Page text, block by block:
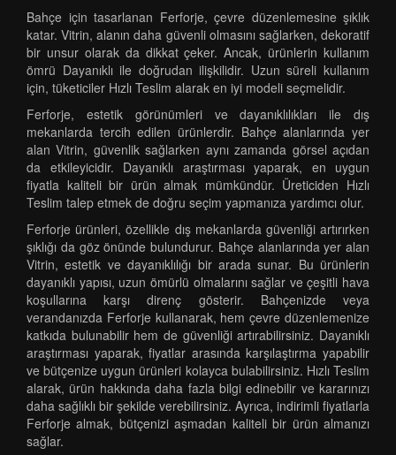
Bahçe için tasarlanan Ferforje, çevre düzenlemesine şıklık
katar. Vitrin, alanın daha güvenli olmasını sağlarken, dekoratif
bir unsur olarak da dikkat çeker. Ancak, ürünlerin kullanım
ömrü Dayanıklı ile doğrudan ilişkilidir. Uzun süreli kullanım
için, tüketiciler Hızlı Teslim alarak en iyi modeli seçmelidir.
Ferforje, estetik görünümleri ve dayanıklılıkları ile dış
mekanlarda tercih edilen ürünlerdir. Bahçe alanlarında yer
alan Vitrin, güvenlik sağlarken aynı zamanda görsel açıdan
da etkileyicidir. Dayanıklı araştırması yaparak, en uygun
fiyatla kaliteli bir ürün almak mümkündür. Üreticiden Hızlı
Teslim talep etmek de doğru seçim yapmanıza yardımcı olur.
Ferforje ürünleri, özellikle dış mekanlarda güvenliği artırırken
şıklığı da göz önünde bulundurur. Bahçe alanlarında yer alan
Vitrin, estetik ve dayanıklılığı bir arada sunar. Bu ürünlerin
dayanıklı yapısı, uzun ömürlü olmalarını sağlar ve çeşitli hava
koşullarına karşı direnç gösterir. Bahçenizde veya
verandanızda Ferforje kullanarak, hem çevre düzenlemenize
katkıda bulunabilir hem de güvenliği artırabilirsiniz. Dayanıklı
araştırması yaparak, fiyatlar arasında karşılaştırma yapabilir
ve bütçenize uygun ürünleri kolayca bulabilirsiniz. Hızlı Teslim
alarak, ürün hakkında daha fazla bilgi edinebilir ve kararınızı
daha sağlıklı bir şekilde verebilirsiniz. Ayrıca, indirimli fiyatlarla
Ferforje almak, bütçenizi aşmadan kaliteli bir ürün almanızı
sağlar.